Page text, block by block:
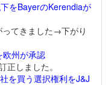
をBayerのKerendiaが
ってきました→下がり
欧州が承認
しました。
を買う選択権利をJ&J